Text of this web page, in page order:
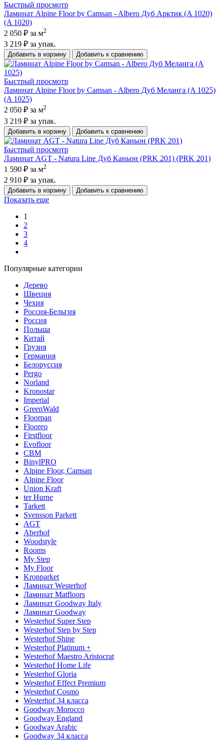
Быстрый просмотр
Ламинат Alpine Floor by Camsan - Albero Дуб Арктик (A 1020)
(A 1020)
2 050 ₽ за м2
3 219 ₽ за упак.
Добавить в корзину Добавить к сравнению
Быстрый просмотр
Ламинат Alpine Floor by Camsan - Albero Дуб Меланга (A 1025)
(A 1025)
2 050 ₽ за м2
3 219 ₽ за упак.
Добавить в корзину Добавить к сравнению
Быстрый просмотр
Ламинат AGT - Natura Line Дуб Каньон (PRK 201) (PRK 201)
1 590 ₽ за м2
2 910 ₽ за упак.
Добавить в корзину Добавить к сравнению
Показать еще
1
2
3
4
Популярные категории
Дерево
Швеция
Чехия
Россия-Бельгия
Россия
Польша
Китай
Грузия
Германия
Белоруссия
Pergo
Norland
Kronostar
Imperial
GreenWald
Floorpan
Flooreo
Firstfloor
Evofloor
CBM
BinylPRO
Alpine Floor, Camsan
Alpine Floor
Union Kraft
ter Hurne
Tarkett
Svensson Parkett
AGT
Aberhof
Woodstyle
Rooms
My Step
My Floor
Kronparket
Ламинат Westerhof
Ламинат Matfloors
Ламинат Goodway Italy
Ламинат Goodway
Westerhof Super Step
Westerhof Step by Step
Westerhof Shine
Westerhof Platinum +
Westerhof Maestro Aristocrat
Westerhof Home Life
Westerhof Gloria
Westerhof Effect Premium
Westerhof Cosmo
Westerhof 34 класса
Goodway Morocco
Goodway England
Goodway Arabic
Goodway 34 класса